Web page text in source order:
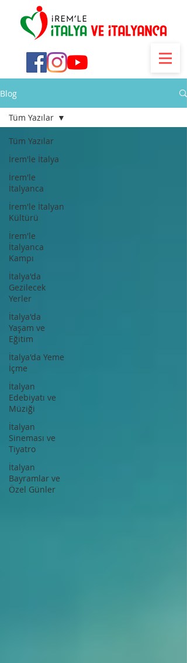
Blog
Tüm Yazılar
İrem'le İtalya
İrem'le
İtalyanca
İrem'le İtalyan
Kültürü
İrem'le
İtalyanca
Kampı
İtalya'da
Gezilecek
Yerler
İtalya'da
Yaşam ve
Eğitim
İtalya'da Yeme
İçme
İtalyan
Edebiyatı ve
Müziği
İtalyan
Sineması ve
Tiyatro
İtalyan
Bayramlar ve
Özel Günler
Tüm Yazılar